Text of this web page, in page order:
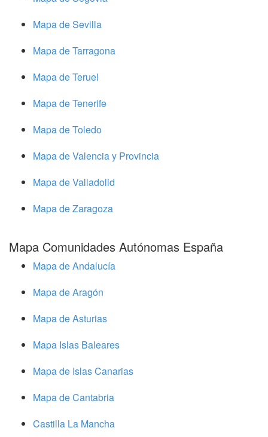
Mapa de Sevilla
Mapa de Tarragona
Mapa de Teruel
Mapa de Tenerife
Mapa de Toledo
Mapa de Valencia y Provincia
Mapa de Valladolid
Mapa de Zaragoza
Mapa Comunidades Autónomas España
Mapa de Andalucía
Mapa de Aragón
Mapa de Asturias
Mapa Islas Baleares
Mapa de Islas Canarias
Mapa de Cantabria
Castilla La Mancha